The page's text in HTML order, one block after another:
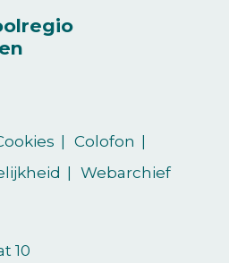
Colofon
Webarchief
10